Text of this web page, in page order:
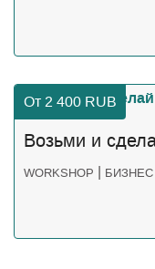
От 2 400 RUB
Возьми и
WORKSHOP | БИЗНЕС